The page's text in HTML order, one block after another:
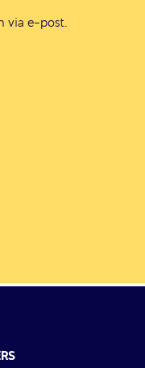
via e-post.